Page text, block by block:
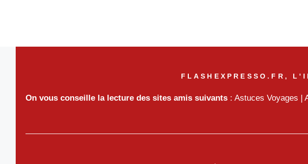
FLASHEXPRESSO.FR,
On vous conseille la lecture des sites amis suivants : Astuces Voyages